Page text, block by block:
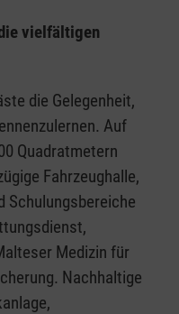
vielfältigen
die Gelegenheit,
Auf
Quadratmetern
Fahrzeughalle,
Schulungsbereiche
Medizin für
Nachhaltige